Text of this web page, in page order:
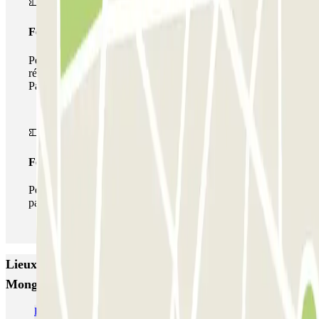
Forfait de stationnement multiple
Pendant votre séjour, vous pouvez utiliser l'ensemble du
réseau de parkings de cet opérateur disponible sur
Parclick.
Forfait illimité
Pendant votre séjour, vous pouvez entrer et sortir du
parking aussi souvent que vous le souhaitez.
Lieux et événements intéressants à proximité Alfred
Mongy - Proche McArthurGlen Zenpark
Parking Gare de Tourcoing pas cher